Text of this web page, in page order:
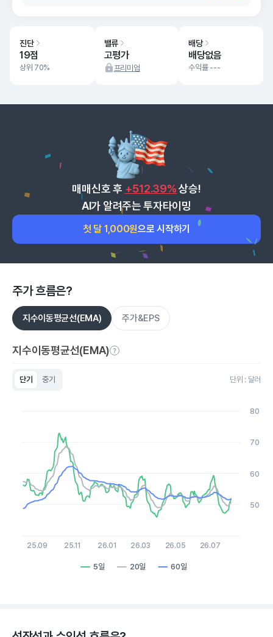
진단
19점
상위 70%
밸류
고평가
프리미엄
배당
배당없음
수익률 ---
매매신호 후 +512.39% 상승!
AI가 알려주는 투자타이밍
첫 달 1,000원으로 시작하기
주가 흐름은?
지수이동평균선(EMA) 주가&EPS
지수이동평균선(EMA)
단기 중기 단위 : 달러
The chart has 1 X axis displaying Time. Data ranges from
The chart has 1 Y axis displaying values. Data ranges from
5일 20일 60일
25.09 25.11 26.01 26.03 26.05 26.07
50
60
70
80